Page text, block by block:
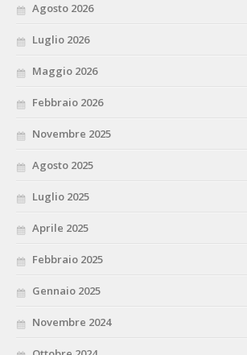
Agosto 2026
Luglio 2026
Maggio 2026
Febbraio 2026
Novembre 2025
Agosto 2025
Luglio 2025
Aprile 2025
Febbraio 2025
Gennaio 2025
Novembre 2024